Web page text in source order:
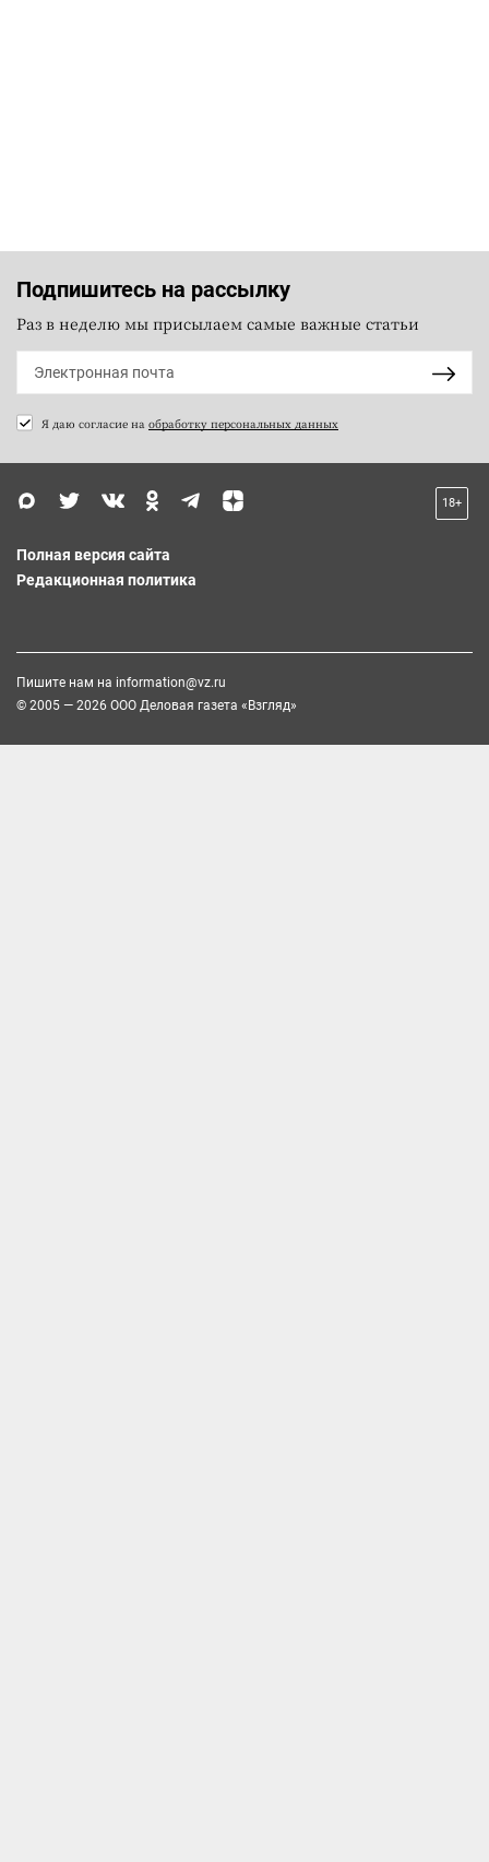
Подпишитесь на рассылку
Раз в неделю мы присылаем самые важные статьи
Я даю согласие на обработку персональных данных
18+
Полная версия сайта
Редакционная политика
Пишите нам на information@vz.ru
© 2005 — 2026 ООО Деловая газета «Взгляд»